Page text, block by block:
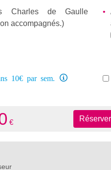
Charles de Gaulle
accompagnés.)
10€ par sem.
€ Réserver